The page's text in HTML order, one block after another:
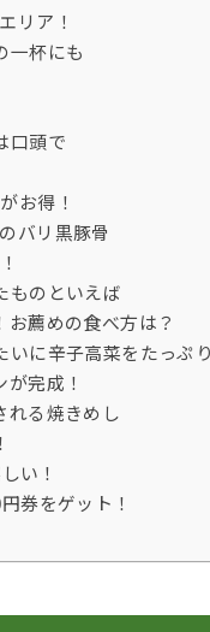
リア！
一杯にも
口頭で
お得！
バリ黒豚骨
ものといえば
薦めの食べ方は？
に辛子高菜をたっぷ
完成！
れる焼きめし
い！
券をゲット！